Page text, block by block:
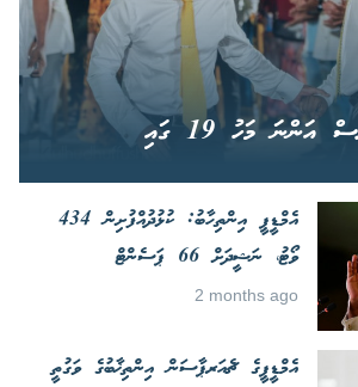
މަހު 19 ގައި
އެމްޑީޕީ އިންތިހާބު: ކުޅުދުއްފުށިން 434
ވޯޓު، ނަޝީދަށް 66 ޕަސެންޓް
2 months ago
އެމްޑީޕީގެ ޗެއަރޕާސަން އިންތިޚާބުގެ ވަގުތީ